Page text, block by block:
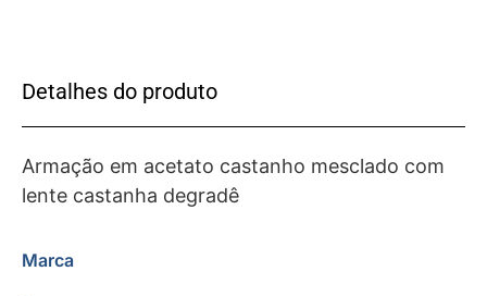
Detalhes do produto
Armação em acetato castanho mesclado com
lente castanha degradê
Marca